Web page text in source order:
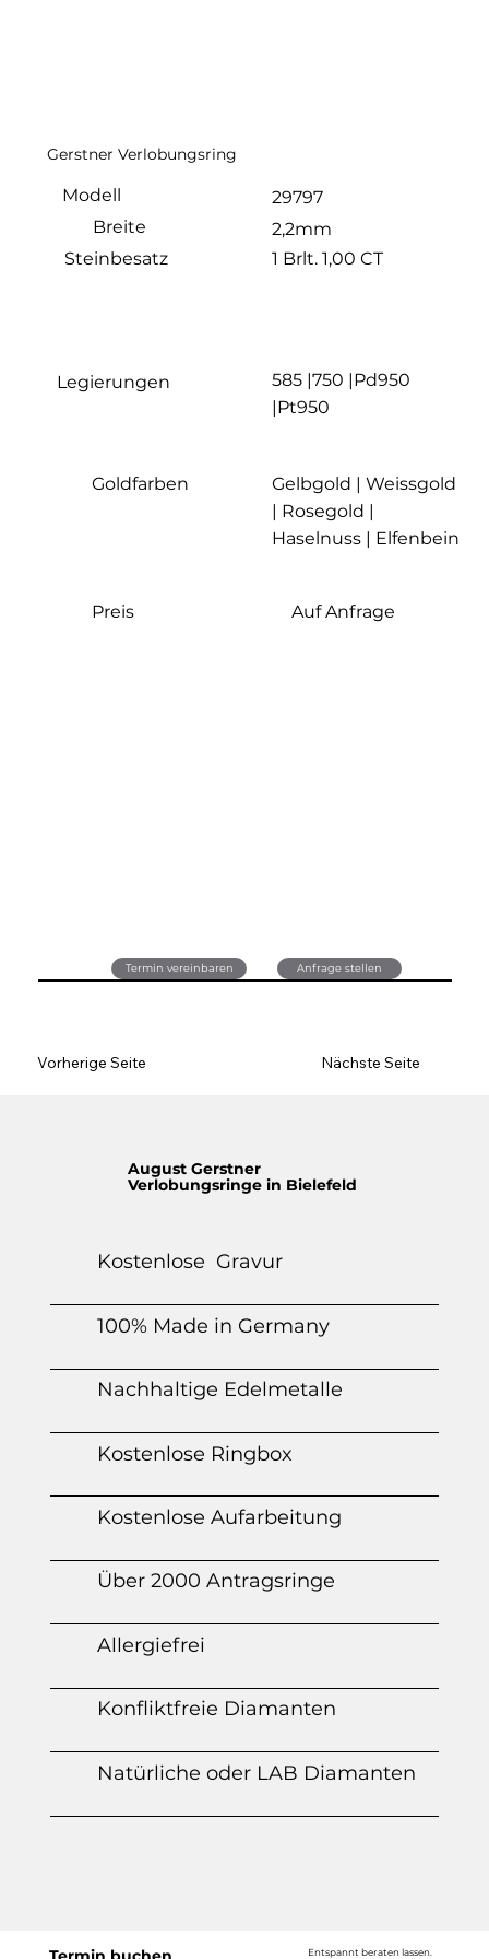
Gerstner Verlobungsring
Modell
Breite
Steinbesatz
29797
2,2mm
1 Brlt. 1,00 CT
Legierungen
585 |750 |Pd950
|Pt950
Goldfarben
Gelbgold | Weissgold
| Rosegold |
Haselnuss | Elfenbein
Preis Auf Anfrage
Termin vereinbaren Anfrage stellen
Vorherige Seite Nächste Seite
August Gerstner
Verlobungsringe in Bielefeld
Kostenlose Gravur
100% Made in Germany
Nachhaltige Edelmetalle
Kostenlose Ringbox
Kostenlose Aufarbeitung
Über 2000 Antragsringe
Allergiefrei
Konfliktfreie Diamanten
Natürliche oder LAB Diamanten
Entspannt beraten lassen.